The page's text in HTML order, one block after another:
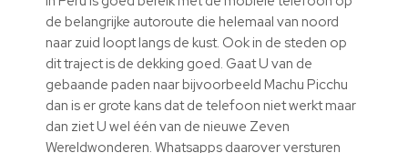
de belangrijke autoroute die helemaal van noord
naar zuid loopt langs de kust. Ook in de steden op
dit traject is de dekking goed. Gaat U van de
gebaande paden naar bijvoorbeeld Machu Picchu
dan is er grote kans dat de telefoon niet werkt maar
dan ziet U wel één van de nieuwe Zeven
Wereldwonderen. Whatsapps daarover versturen